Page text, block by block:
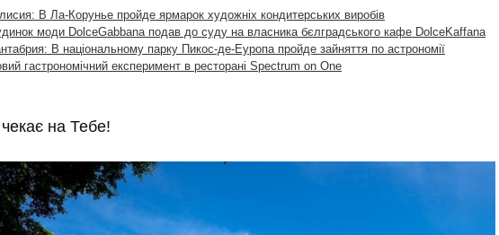
В Ла-Корунье пройде ярмарок художніх кондитерських виробів
моди DolceGabbana подав до суду на власника бєлградського кафе DolceKaffana
В національному парку Пикос-де-Еуропа пройде зайняття по астрономії
гастрономічний експеримент в ресторані Spectrum on One
на Тебе!